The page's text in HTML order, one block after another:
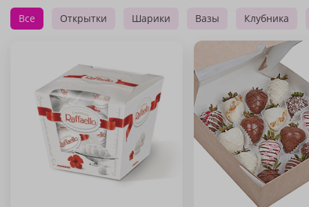
Все Открытки Шарики Вазы Клубника